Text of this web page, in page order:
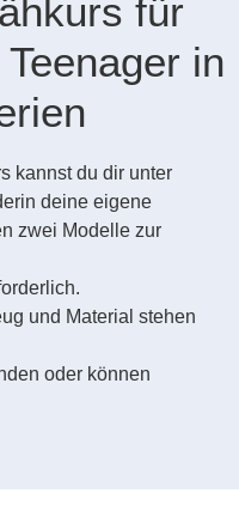
für
in
kannst du dir unter
deine eigene
zwei Modelle zur
und Material stehen
oder können